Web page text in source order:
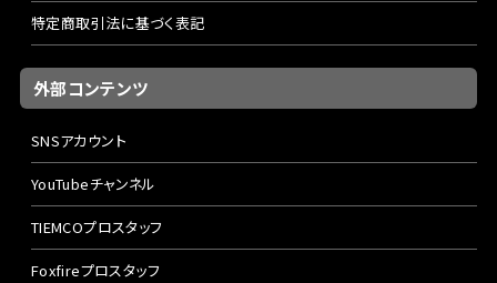
特定商取引法に基づく表記
外部コンテンツ
SNSアカウント
YouTubeチャンネル
TIEMCOプロスタッフ
Foxfireプロスタッフ